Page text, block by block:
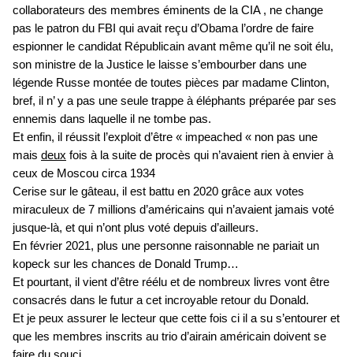
collaborateurs des membres éminents de la CIA , ne change
pas le patron du FBI qui avait reçu d’Obama l’ordre de faire
espionner le candidat Républicain avant même qu’il ne soit élu,
son ministre de la Justice le laisse s’embourber dans une
légende Russe montée de toutes pièces par madame Clinton,
bref, il n’ y a pas une seule trappe à éléphants préparée par ses
ennemis dans laquelle il ne tombe pas.
Et enfin, il réussit l’exploit d’être « impeached « non pas une
mais deux fois à la suite de procès qui n’avaient rien à envier à
ceux de Moscou circa 1934
Cerise sur le gâteau, il est battu en 2020 grâce aux votes
miraculeux de 7 millions d’américains qui n’avaient jamais voté
jusque-là, et qui n’ont plus voté depuis d’ailleurs.
En février 2021, plus une personne raisonnable ne pariait un
kopeck sur les chances de Donald Trump…
Et pourtant, il vient d’être réélu et de nombreux livres vont être
consacrés dans le futur a cet incroyable retour du Donald.
Et je peux assurer le lecteur que cette fois ci il a su s’entourer et
que les membres inscrits au trio d’airain américain doivent se